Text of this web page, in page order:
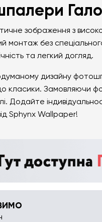
зображення з
монтаж без
та легкий догляд.
дизайну
до класики. Замовляючи
Додайте
Sphynx Wallpaper!